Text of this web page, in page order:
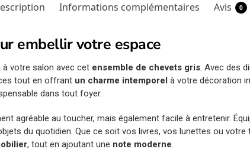
Informations complémentaires Avis 0
embellir votre espace
votre salon avec cet ensemble de chevets gris. Avec des
tout en offrant un charme intemporel à votre décoration
dans tout foyer.
agréable au toucher, mais également facile à entretenir.
du quotidien. Que ce soit vos livres, vos lunettes ou votre
, tout en ajoutant une note moderne